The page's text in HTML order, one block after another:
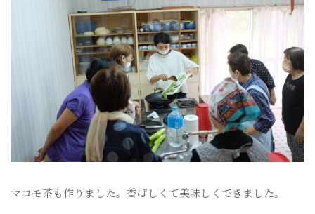
マコモ茶も作りました。香ばしくて美味しくできました。